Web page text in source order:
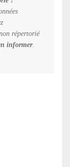
répertorié
informer.